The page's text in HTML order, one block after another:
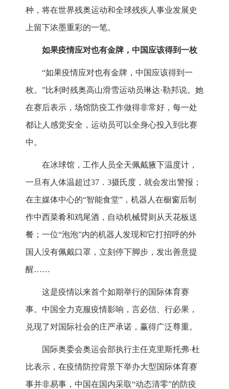
种，将在世界残奥运动和全球残疾人事业发展史
上留下浓墨重彩的一笔。
如果疫情应对也有金牌，中国应该得到一枚
“如果疫情应对也有金牌，中国应该得到一
枚。”比利时残奥高山滑雪运动员琳达·勒邦说。她
在赛后表示，场馆防疫工作做得非常好，每一处
都让人感觉安全，运动员可以全身心投入到比赛
中。
在冰球馆，工作人员全天佩戴腋下温度计，
一旦有人体温超过37．3摄氏度，就会发出警报；
在主媒体中心的“智能食堂”，机器人在橱窗后制
作中西菜肴和鸡尾酒，自动机械臂则从天花板送
餐；一位“泡泡”内的机器人发现和它打招呼的外
国人没有佩戴口罩，立刻停下脚步，发出善意提
醒……
这是疫情以来首个如期举行的国际体育赛
事。中国全力克服疫情影响，言必信、行必果，
兑现了对国际社会的庄严承诺，赢得广泛尊重。
国际奥委会奥运会部执行主任克里斯托弗·杜
比表示，在疫情防控背景下举办大型国际体育赛
事并非易事，中国在国内采取“动态清零”的防疫